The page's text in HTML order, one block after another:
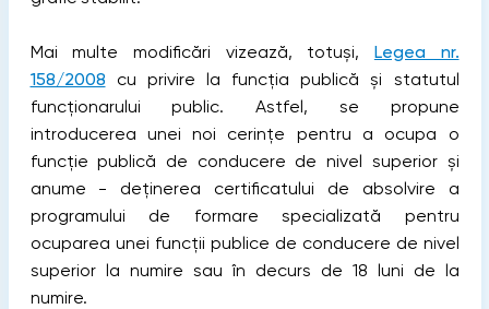
Mai multe modificări vizează, totuși, Legea nr.
158/2008 cu privire la funcția publică și statutul
funcționarului public. Astfel, se propune
introducerea unei noi cerințe pentru a ocupa o
funcție publică de conducere de nivel superior și
anume - deținerea certificatului de absolvire a
programului de formare specializată pentru
ocuparea unei funcții publice de conducere de nivel
superior la numire sau în decurs de 18 luni de la
numire.